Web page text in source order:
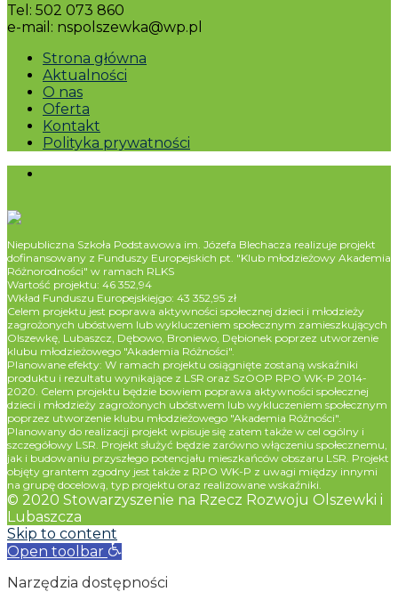
Tel: 502 073 860
e-mail: nspolszewka@wp.pl
Strona główna
Aktualności
O nas
Oferta
Kontakt
Polityka prywatności
Niepubliczna Szkoła Podstawowa im. Józefa Blechacza realizuje projekt
dofinansowany z Funduszy Europejskich pt. "Klub młodzieżowy Akademia
Różnorodności" w ramach RLKS
Wartość projektu: 46 352,94
Wkład Funduszu Europejskiejgo: 43 352,95 zł
Celem projektu jest poprawa aktywności społecznej dzieci i młodzieży
zagrożonych ubóstwem lub wykluczeniem społecznym zamieszkujących
Olszewkę, Lubaszcz, Dębowo, Broniewo, Dębionek poprzez utworzenie
klubu młodzieżowego "Akademia Różności".
Planowane efekty: W ramach projektu osiągnięte zostaną wskaźniki
produktu i rezultatu wynikające z LSR oraz SzOOP RPO WK-P 2014-
2020. Celem projektu będzie bowiem poprawa aktywności społecznej
dzieci i młodzieży zagrożonych ubóstwem lub wykluczeniem społecznym
poprzez utworzenie klubu młodzieżowego "Akademia Różności".
Planowany do realizacji projekt wpisuje się zatem także w cel ogólny i
szczegółowy LSR. Projekt służyć będzie zarówno włączeniu społecznemu,
jak i budowaniu przyszłego potencjału mieszkańców obszaru LSR. Projekt
objęty grantem zgodny jest także z RPO WK-P z uwagi między innymi
na grupę docelową, typ projektu oraz realizowane wskaźniki.
© 2020 Stowarzyszenie na Rzecz Rozwoju Olszewki i
Lubaszcza
Skip to content
Open toolbar
Narzędzia dostępności